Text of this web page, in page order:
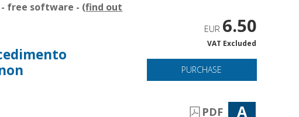
free software - (find out
EUR 6.50
VAT Excluded
PURCHASE
PDF A